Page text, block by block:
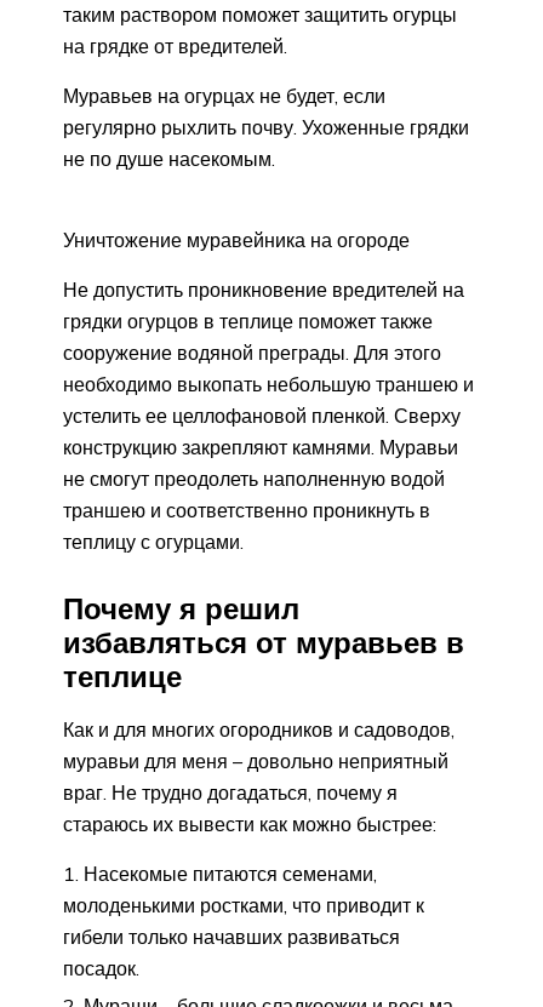
таким раствором поможет защитить огурцы
на грядке от вредителей.
Муравьев на огурцах не будет, если
регулярно рыхлить почву. Ухоженные грядки
не по душе насекомым.
Уничтожение муравейника на огороде
Не допустить проникновение вредителей на
грядки огурцов в теплице поможет также
сооружение водяной преграды. Для этого
необходимо выкопать небольшую траншею и
устелить ее целлофановой пленкой. Сверху
конструкцию закрепляют камнями. Муравьи
не смогут преодолеть наполненную водой
траншею и соответственно проникнуть в
теплицу с огурцами.
Почему я решил
избавляться от муравьев в
теплице
Как и для многих огородников и садоводов,
муравьи для меня – довольно неприятный
враг. Не трудно догадаться, почему я
стараюсь их вывести как можно быстрее:
Насекомые питаются семенами,
молоденькими ростками, что приводит к
гибели только начавших развиваться
посадок.